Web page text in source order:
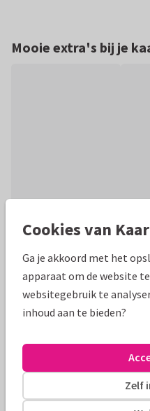
Mooie extra's bij je
Productinformatie
Een bedankkaartje speciaal
water en spetters. De tekst
passen.
Formaten en tarieven
Cookies van
Ga je akkoord met het
apparaat om de website
websitegebruik te
inhoud aan te bieden?
Zelf